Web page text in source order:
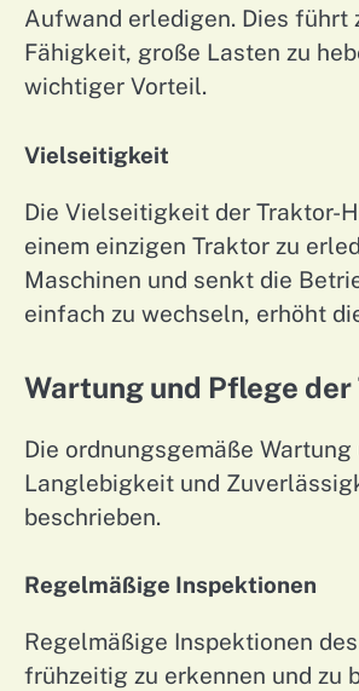
Aufwand erledigen. Dies führt
Fähigkeit, große Lasten zu
wichtiger Vorteil.
Vielseitigkeit
Die Vielseitigkeit der Traktor-
einem einzigen Traktor zu
Maschinen und senkt die
einfach zu wechseln, erhöht
Wartung und Pflege
Die ordnungsgemäße
Langlebigkeit und
beschrieben.
Regelmäßige Inspektionen
Regelmäßige Inspektionen
frühzeitig zu erkennen und zu